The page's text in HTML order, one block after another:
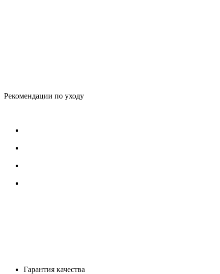
Рекомендации по уходу
Гарантия качества